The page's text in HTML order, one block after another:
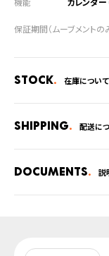
カレンダー
Stock 在庫について
在庫切れの場合、キャンセ
Shipping 配送に
・系列店舗から取り寄せ
Documents 説